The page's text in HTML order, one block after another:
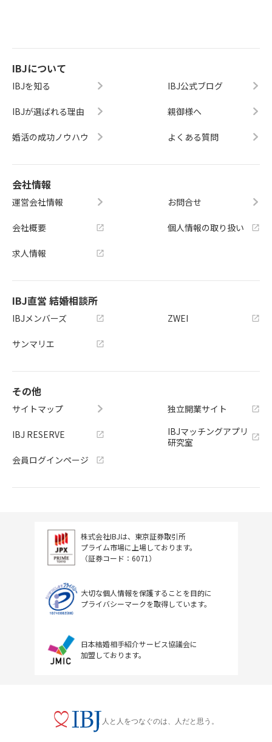
IBJについて
IBJを知る
IBJが選ばれる理由
婚活の成功ノウハウ
IBJ公式ブログ
親御様へ
よくある質問
会社情報
運営会社情報
会社概要
求人情報
お問合せ
個人情報の取り扱い
IBJ直営 結婚相談所
IBJメンバーズ
サンマリエ
ZWEI
その他
サイトマップ
IBJ RESERVE
会員ログインページ
独立開業サイト
IBJマッチングアプリ
研究室
株式会社IBJは、東京証券取引所
プライム市場に上場しております。
（証券コード：6071）
大切な個人情報を保護することを目的に
プライバシーマークを取得しています。
日本結婚相手紹介サービス協議会に
加盟しております。
人と人をつなぐのは、人だと思う。